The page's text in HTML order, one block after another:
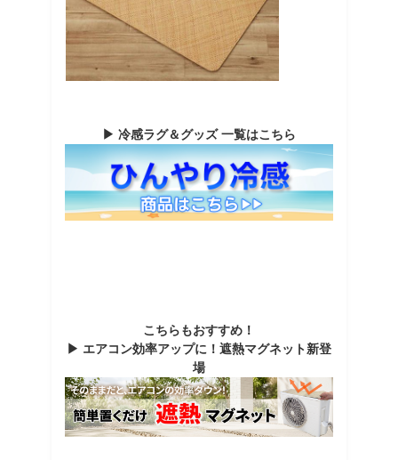
▶ 冷感ラグ＆グッズ 一覧はこちら
こちらもおすすめ！
▶ エアコン効率アップに！遮熱マグネット新登
場